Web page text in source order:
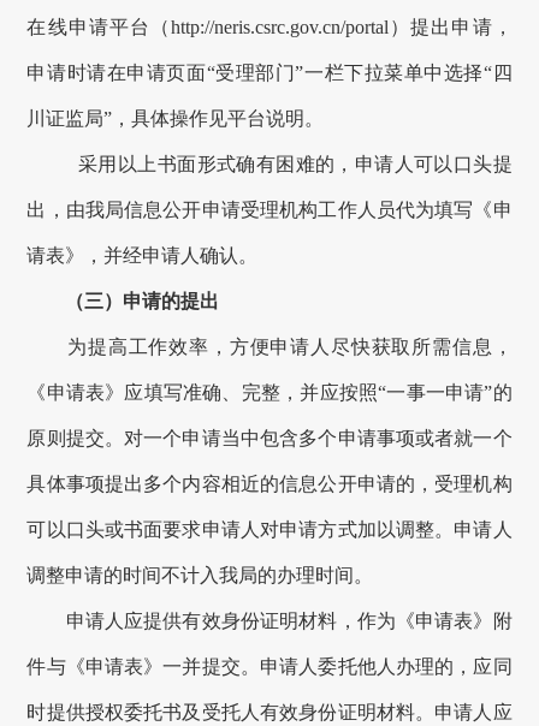
在线申请平台 （http://neris.csrc.gov.cn/portal ）提出申请 ，
申请时请在申请页面“受理部门”一栏下拉菜单中选择“四
川证监局”，具体操作见平台说明。
采用以上书面形式确有困难的，申请人可以口头提
出，由我局信息公开申请受理机构工作人员代为填写《申
请表》，并经申请人确认。
（三）申请的提出
为提高工作效率，方便申请人尽快获取所需信息，
《申请表》应填写准确、完整，并应按照“一事一申请”的
原则提交。对一个申请当中包含多个申请事项或者就一个
具体事项提出多个内容相近的信息公开申请的，受理机构
可以口头或书面要求申请人对申请方式加以调整。申请人
调整申请的时间不计入我局的办理时间。
申请人应提供有效身份证明材料， 作为《申请表》附
件与《申请表》一并提交。申请人委托他人办理的，应同
时提供授权委托书及受托人有效身份证明材料。申请人应